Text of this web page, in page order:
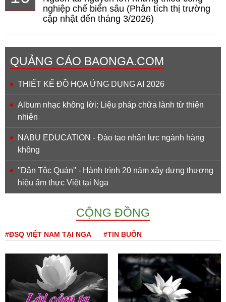
nghiệp chế biến sâu (Phân tích thị trường
cập nhật đến tháng 3/2026)
QUẢNG CÁO BAONGA.COM
THIẾT KẾ ĐỒ HỌA ỨNG DỤNG AI 2026
Album nhạc không lời: Liệu pháp chữa lành từ thiên
nhiên
NABU EDUCATION - Đào tạo nhân lực ngành hàng
không
''Dân Tộc Quán'' - Hành trình 20 năm xây dựng thương
hiệu ẩm thực Việt tại Nga
CỘNG ĐỒNG
#ĐSQ VIỆT NAM TẠI NGA #TIN BUỒN